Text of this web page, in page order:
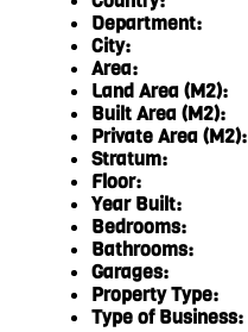
Department:
City:
Area:
Land Area (M2):
Built Area (M2):
Private Area (M2):
Stratum:
Floor:
Year Built:
Bedrooms:
Bathrooms:
Garages:
Property Type:
Type of Business: